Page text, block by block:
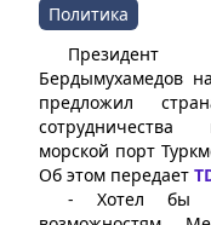
Политика
Президент
Бердымухамедов
предложил
сотрудничества
морской порт
Об этом передает
- Хотел бы